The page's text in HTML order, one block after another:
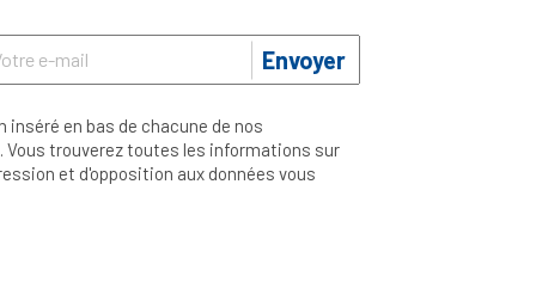
Envoyer
en bas de chacune de nos
trouverez toutes les informations sur
et d'opposition aux données vous